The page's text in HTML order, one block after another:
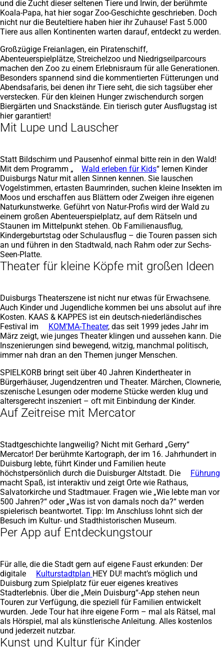
und die Zucht dieser seltenen Tiere und Irwin, der berühmte
Koala-Papa, hat hier sogar Zoo-Geschichte geschrieben. Doch
nicht nur die Beuteltiere haben hier ihr Zuhause! Fast 5.000
Tiere aus allen Kontinenten warten darauf, entdeckt zu werden.
Großzügige Freianlagen, ein Piratenschiff,
Abenteuerspielplätze, Streichelzoo und Niedrigseilparcours
machen den Zoo zu einem Erlebnisraum für alle Generationen.
Besonders spannend sind die kommentierten Fütterungen und
Abendsafaris, bei denen ihr Tiere seht, die sich tagsüber eher
verstecken. Für den kleinen Hunger zwischendurch sorgen
Biergärten und Snackstände. Ein tierisch guter Ausflugstag ist
hier garantiert!
Mit Lupe und Lauscher
Statt Bildschirm und Pausenhof einmal bitte rein in den Wald!
Mit dem Programm „
Wald erleben für Kids“ lernen Kinder
Duisburgs Natur mit allen Sinnen kennen. Sie lauschen
Vogelstimmen, ertasten Baumrinden, suchen kleine Insekten im
Moos und erschaffen aus Blättern oder Zweigen ihre eigenen
Naturkunstwerke. Geführt von Natur-Profis wird der Wald zu
einem großen Abenteuerspielplatz, auf dem Rätseln und
Staunen im Mittelpunkt stehen. Ob Familienausflug,
Kindergeburtstag oder Schulausflug – die Touren passen sich
an und führen in den Stadtwald, nach Rahm oder zur Sechs-
Seen-Platte.
Theater für kleine Köpfe mit großen Ideen
Duisburgs Theaterszene ist nicht nur etwas für Erwachsene.
Auch Kinder und Jugendliche kommen bei uns absolut auf ihre
Kosten. KAAS & KAPPES ist ein deutsch-niederländisches
Festival im
KOM’MA-Theater, das seit 1999 jedes Jahr im
März zeigt, wie junges Theater klingen und aussehen kann. Die
Inszenierungen sind bewegend, witzig, manchmal politisch,
immer nah dran an den Themen junger Menschen.
SPIELKORB bringt seit über 40 Jahren Kindertheater in
Bürgerhäuser, Jugendzentren und Theater. Märchen, Clownerie,
szenische Lesungen oder moderne Stücke werden klug und
altersgerecht inszeniert – oft mit Einbindung der Kinder.
Auf Zeitreise mit Mercator
Stadtgeschichte langweilig? Nicht mit Gerhard „Gerry“
Mercator! Der berühmte Kartograph, der im 16. Jahrhundert in
Duisburg lebte, führt Kinder und Familien heute
höchstpersönlich durch die Duisburger Altstadt. Die
Führung
macht Spaß, ist interaktiv und zeigt Orte wie Rathaus,
Salvatorkirche und Stadtmauer. Fragen wie „Wie lebte man vor
500 Jahren?“ oder „Was ist von damals noch da?“ werden
spielerisch beantwortet. Tipp: Im Anschluss lohnt sich der
Besuch im Kultur- und Stadthistorischen Museum.
Per App auf Entdeckungstour
Für alle, die die Stadt gern auf eigene Faust erkunden: Der
digitale
Kulturstadtplan HEY DU! macht’s möglich und
Duisburg zum Spielplatz für euer eigenes kreatives
Stadterlebnis. Über die „Mein Duisburg“-App stehen neun
Touren zur Verfügung, die speziell für Familien entwickelt
wurden. Jede Tour hat ihre eigene Form – mal als Rätsel, mal
als Hörspiel, mal als künstlerische Anleitung. Alles kostenlos
und jederzeit nutzbar.
Kunst und Kultur für Kinder